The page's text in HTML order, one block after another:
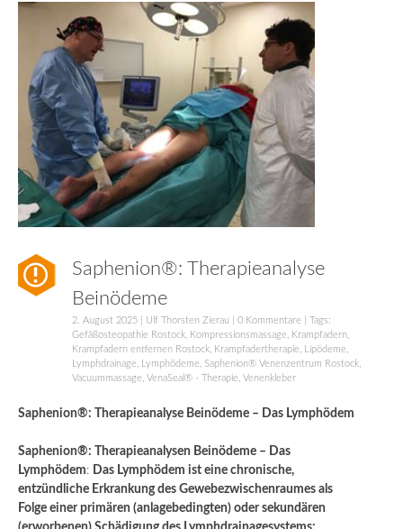
Inhalt
wechseln
Saphenion®: Therapieanalyse
Beinödeme
2. August 2025 Ulf Thorsten Zierau 0 Kommentare | Tags:
Gefäßosteopathie Rostock
Kompressionsmassage Krampfadern
Krampfadern entfernen Rostock
Krampfadertherapie Lipödeme
Lymphdrainage
Lymphödeme Saphenion® Venenzentrum Rostock
Vacuummassage VenaSeal® - Therapie Venenkleber
Saphenion®: Therapieanalyse Beinödeme – Das Lymphödem
Saphenion®: Therapieanalysen Beinödeme – Das
Lymphödem: Das Lymphödem ist eine chronische,
entzündliche Erkrankung des Gewebezwischenraumes als
Folge einer primären (anlagebedingten) oder sekundären